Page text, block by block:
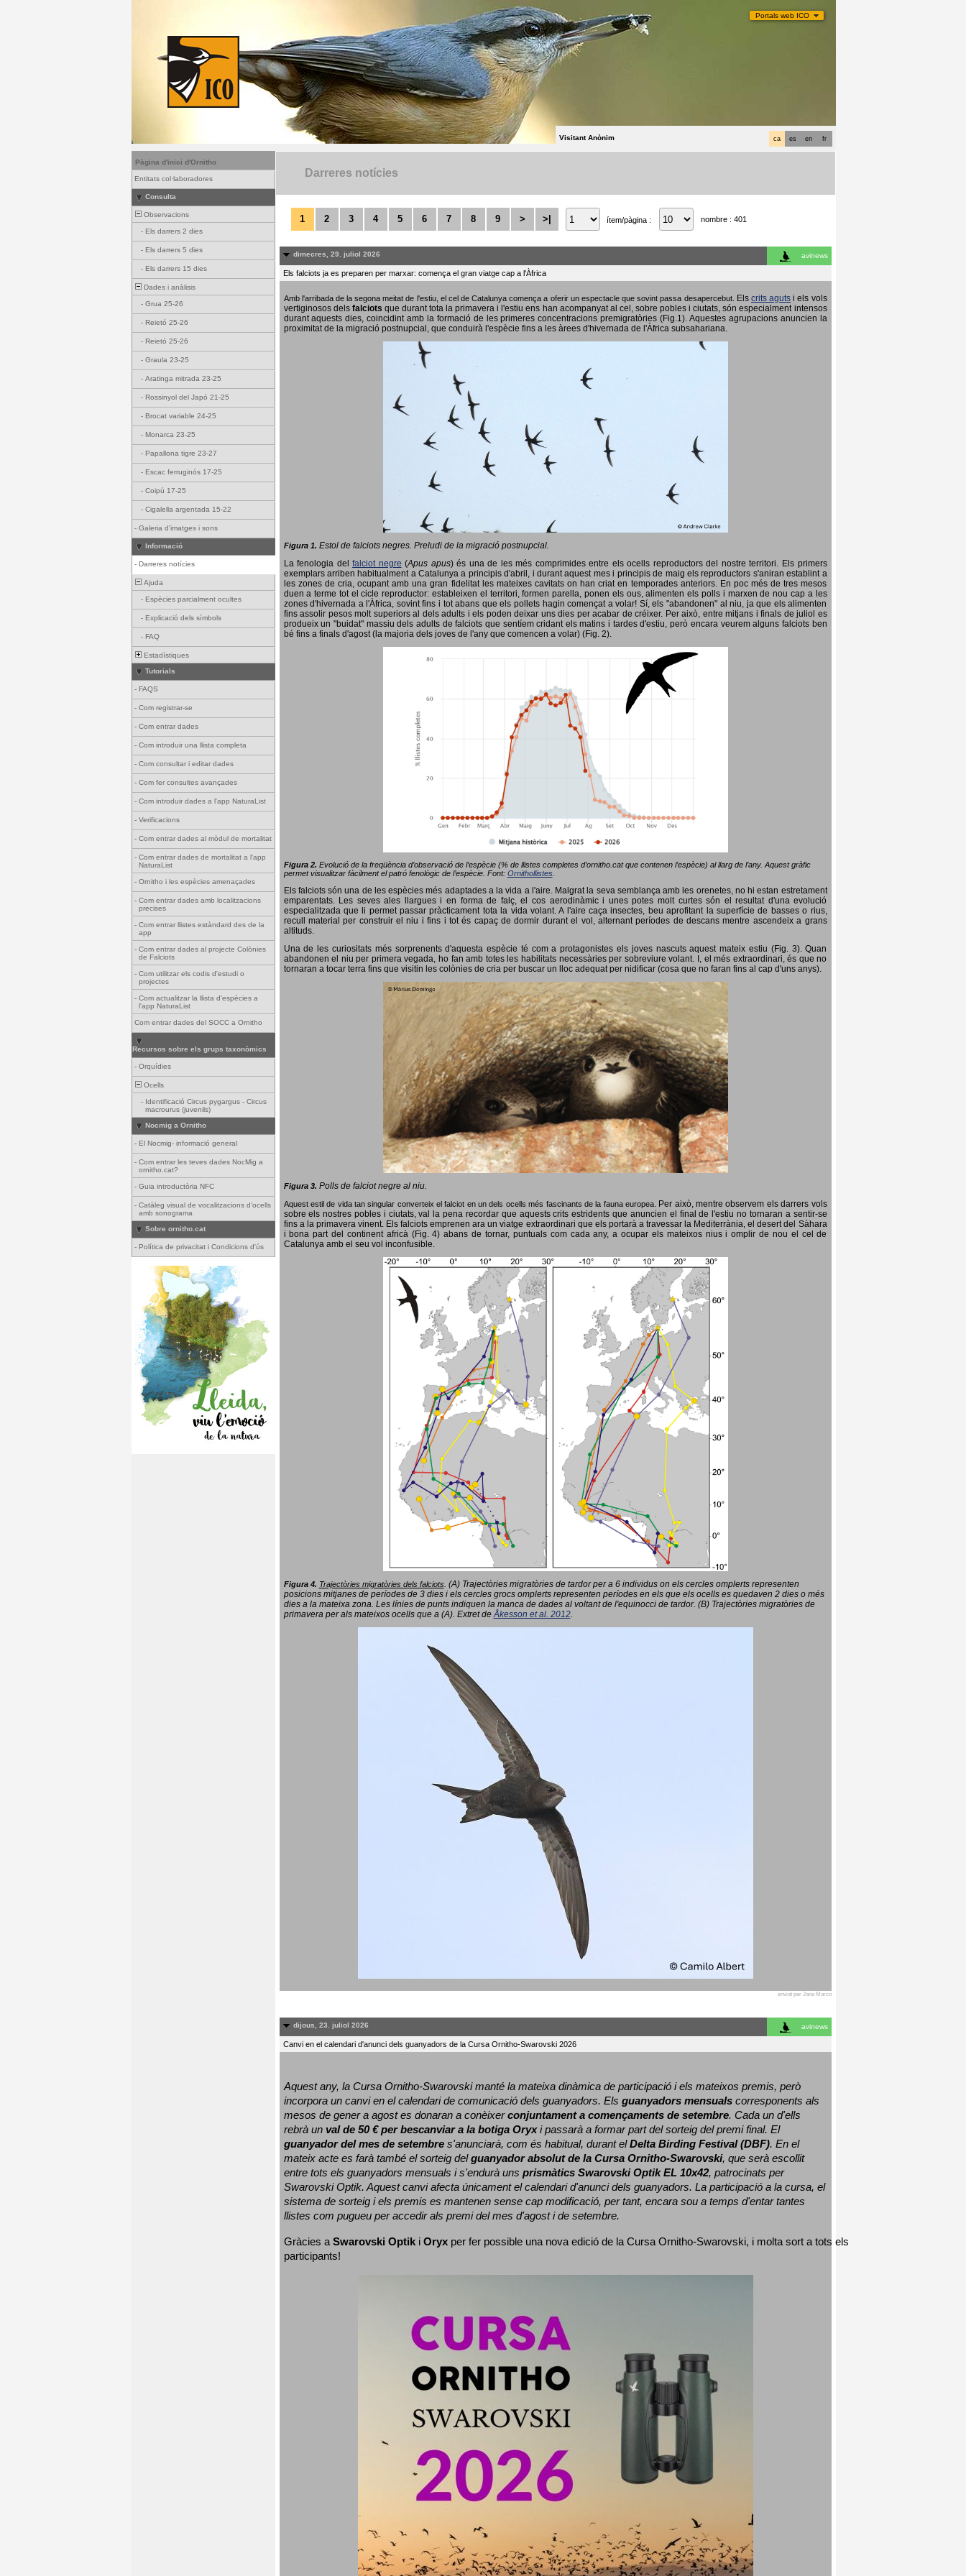
Portals web ICO
fr
en
es
ca
Visitant Anònim
Pàgina d'inici d'Ornitho
Entitats col·laboradores
Consulta
Observacions
- Els darrers 2 dies
- Els darrers 5 dies
- Els darrers 15 dies
Dades i anàlisis
- Grua 25-26
- Reietó 25-26
- Reietó 25-26
- Graula 23-25
- Aratinga mitrada 23-25
- Rossinyol del Japó 21-25
- Brocat variable 24-25
- Monarca 23-25
- Papallona tigre 23-27
- Escac ferruginós 17-25
- Coipú 17-25
- Cigalella argentada 15-22
- Galeria d'imatges i sons
Informació
- Darreres notícies
Ajuda
- Espècies parcialment ocultes
- Explicació dels símbols
- FAQ
Estadístiques
Tutorials
- FAQS
- Com registrar-se
- Com entrar dades
- Com introduir una llista completa
- Com consultar i editar dades
- Com fer consultes avançades
- Com introduir dades a l'app NaturaList
- Verificacions
- Com entrar dades al mòdul de mortalitat
- Com entrar dades de mortalitat a l'app
NaturaList
- Ornitho i les espècies amenaçades
- Com entrar dades amb localitzacions
precises
- Com entrar llistes estàndard des de la
app
- Com entrar dades al projecte Colònies
de Falciots
- Com utilitzar els codis d'estudi o
projectes
- Com actualitzar la llista d'espècies a
l'app NaturaList
Com entrar dades del SOCC a Ornitho
Recursos sobre els grups taxonòmics
- Orquídies
Ocells
- Identificació Circus pygargus - Circus
macrourus (juvenils)
Nocmig a Ornitho
- El Nocmig- informació general
- Com entrar les teves dades NocMig a
ornitho.cat?
- Guia introductòria NFC
- Catàleg visual de vocalitzacions d'ocells
amb sonograma
Sobre ornitho.cat
- Política de privacitat i Condicions d'ús
Darreres notícies
1 2 3 4 5 6 7 8 9 > >| ítem/pàgina : nombre : 401
dimecres, 29. juliol 2026 avinews
Els falciots ja es preparen per marxar: comença el gran viatge cap a l'Àfrica
Amb l'arribada de la segona meitat de l'estiu, el cel de Catalunya comença a oferir un espectacle que sovint passa desapercebut. Els crits aguts i els vols
vertiginosos dels falciots que durant tota la primavera i l'estiu ens han acompanyat al cel, sobre pobles i ciutats, són especialment intensos
durant aquests dies, coincidint amb la formació de les primeres concentracions premigratòries (Fig.1). Aquestes agrupacions anuncien la
proximitat de la migració postnupcial, que conduirà l'espècie fins a les àrees d'hivernada de l'Àfrica subsahariana.
Figura 1. Estol de falciots negres. Preludi de la migració postnupcial.
La fenologia delfalciot negre (Apus apus) és una de les més comprimides entre els ocells reproductors del nostre territori. Els primers
exemplars arriben habitualment a Catalunya a principis d'abril, i durant aquest mes i principis de maig els reproductors s'aniran establint a
les zones de cria, ocupant amb una gran fidelitat les mateixes cavitats on han criat en temporades anteriors. En poc més de tres mesos
duen a terme tot el cicle reproductor: estableixen el territori, formen parella, ponen els ous, alimenten els polls i marxen de nou cap a les
zones d'hivernada a l'Àfrica, sovint fins i tot abans que els pollets hagin començat a volar! Sí, els "abandonen" al niu, ja que els alimenten
fins assolir pesos molt superiors al dels adults i els poden deixar uns dies per acabar de créixer. Per això, entre mitjans i finals de juliol es
produeix un "buidat" massiu dels adults de falciots que sentíem cridant els matins i tardes d'estiu, però encara veurem alguns falciots ben
bé fins a finals d'agost (la majoria dels joves de l'any que comencen a volar) (Fig. 2).
Figura 2. Evolució de la freqüència d’observació de l’espècie (% de llistes completes d’ornitho.cat que contenen l’espècie) al llarg de l’any. Aquest gràfic
permet visualitzar fàcilment el patró fenològic de l’espècie. Font: Ornithollistes.
Els falciots són una de les espècies més adaptades a la vida a l'aire. Malgrat la seva semblança amb les orenetes, no hi estan estretament
emparentats. Les seves ales llargues i en forma de falç, el cos aerodinàmic i unes potes molt curtes són el resultat d'una evolució
especialitzada que li permet passar pràcticament tota la vida volant. A l'aire caça insectes, beu aprofitant la superfície de basses o rius,
recull material per construir el niu i fins i tot és capaç de dormir durant el vol, alternant períodes de descans mentre ascendeix a grans
altituds.
Una de les curiositats més sorprenents d'aquesta espècie té com a protagonistes els joves nascuts aquest mateix estiu (Fig. 3). Quan
abandonen el niu per primera vegada, ho fan amb totes les habilitats necessàries per sobreviure volant. I, el més extraordinari, és que no
tornaran a tocar terra fins que visitin les colònies de cria per buscar un lloc adequat per nidificar (cosa que no faran fins al cap d'uns anys).
Figura 3. Polls de falciot negre al niu.
Aquest estil de vida tan singular converteix el falciot en un dels ocells més fascinants de la fauna europea. Per això, mentre observem els darrers vols
sobre els nostres pobles i ciutats, val la pena recordar que aquests crits estridents que anuncien el final de l'estiu no tornaran a sentir-se
fins a la primavera vinent. Els falciots emprenen ara un viatge extraordinari que els portarà a travessar la Mediterrània, el desert del Sàhara
i bona part del continent africà (Fig. 4) abans de tornar, puntuals com cada any, a ocupar els mateixos nius i omplir de nou el cel de
Catalunya amb el seu vol inconfusible.
Figura 4. Trajectòries migratòries dels falciots. (A) Trajectòries migratòries de tardor per a 6 individus on els cercles omplerts representen
posicions mitjanes de períodes de 3 dies i els cercles grocs omplerts representen períodes en els que els ocells es quedaven 2 dies o més
dies a la mateixa zona. Les línies de punts indiquen la manca de dades al voltant de l'equinocci de tardor. (B) Trajectòries migratòries de
primavera per als mateixos ocells que a (A). Extret deÅkesson et al. 2012.
enviat per Jana Marco
dijous, 23. juliol 2026 avinews
Canvi en el calendari d'anunci dels guanyadors de la Cursa Ornitho-Swarovski 2026
Aquest any, la Cursa Ornitho-Swarovski manté la mateixa dinàmica de participació i els mateixos premis, però
incorpora un canvi en el calendari de comunicació dels guanyadors. Els guanyadors mensuals corresponents als
mesos de gener a agost es donaran a conèixer conjuntament a començaments de setembre. Cada un d'ells
rebrà un val de 50 € per bescanviar a la botiga Oryx i passarà a formar part del sorteig del premi final.
El
guanyador del mes de setembre s'anunciarà, com és habitual, durant el Delta Birding Festival (DBF). En el
mateix acte es farà també el sorteig del guanyador absolut de la Cursa Ornitho-Swarovski, que serà escollit
entre tots els guanyadors mensuals i s'endurà uns prismàtics Swarovski Optik EL 10x42, patrocinats per
Swarovski Optik. Aquest canvi afecta únicament el calendari d'anunci dels guanyadors. La participació a la cursa, el
sistema de sorteig i els premis es mantenen sense cap modificació, per tant, encara sou a temps d'entar tantes
llistes com pugueu per accedir als premi del mes d'agost i de setembre.
Gràcies a Swarovski Optik i Oryx per fer possible una nova edició de la Cursa Ornitho-Swarovski, i molta sort a tots els
participants!